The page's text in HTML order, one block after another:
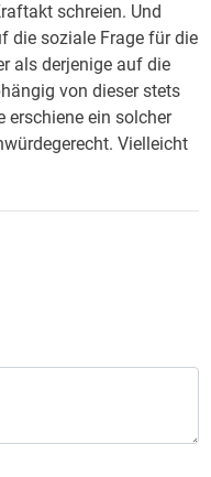
schreien. Und
die soziale Frage für die
als derjenige auf die
von dieser stets
erschiene ein solcher
Vielleicht